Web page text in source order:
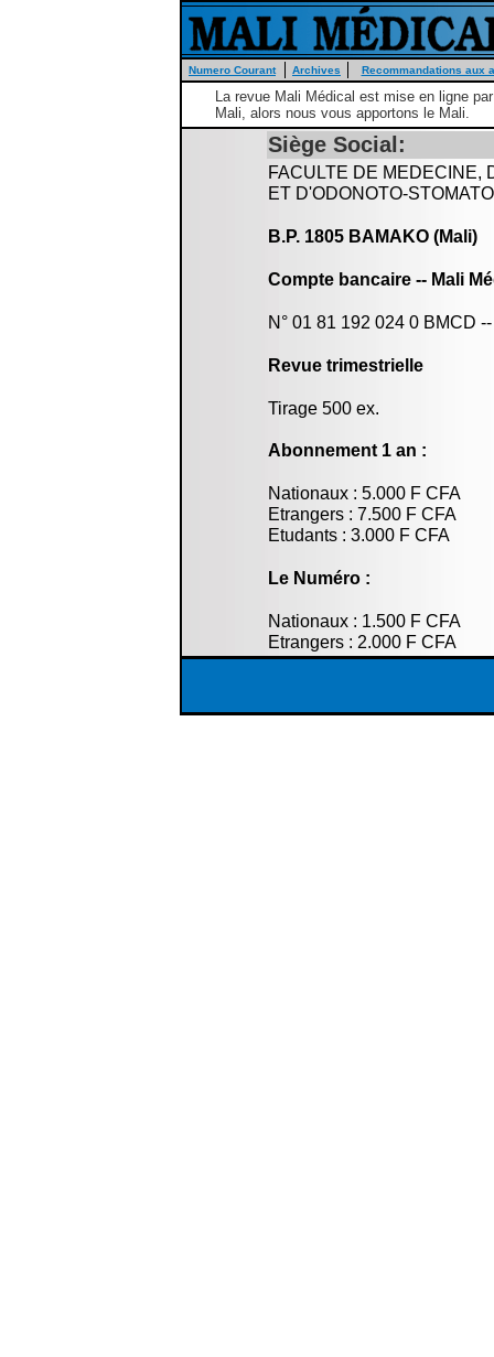
Numero Courant Archives Recommandations aux
La revue Mali Médical est mise en ligne
Mali, alors nous vous apportons le Mali.
Siège Social:
FACULTE DE MEDECINE,
ET D'ODONOTO-
B.P. 1805 BAMAKO (Mali)
Compte bancaire -- Mali
N° 01 81 192 024 0 BMCD
Revue trimestrielle
Tirage 500 ex.
Abonnement 1 an :
Nationaux : 5.000 F CFA
Etrangers : 7.500 F CFA
Etudants : 3.000 F CFA
Le Numéro :
Nationaux : 1.500 F CFA
Etrangers : 2.000 F CFA